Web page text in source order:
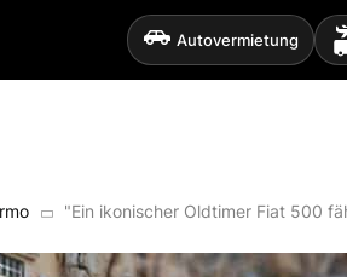
Autovermietung
"Ein ikonischer Oldtimer Fiat 500